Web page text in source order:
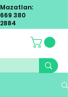
Mazatlan:
669 380
2884